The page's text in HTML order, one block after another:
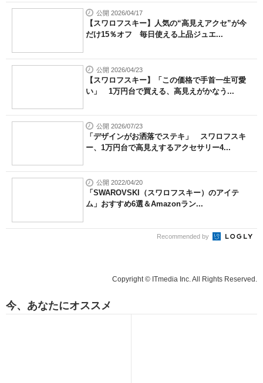
公開 2026/04/17
【スワロフスキー】人気の“高見えアクセ”が今
だけ15％オフ 毎日使える上品ジュエ...
公開 2026/04/23
【スワロフスキー】「この価格で手首一生可愛
い」 1万円台で買える、高見えがかなう...
公開 2026/07/23
「デザインがお洒落でステキ」 スワロフスキ
ー、1万円台で高見えするアクセサリー4...
公開 2022/04/20
「SWAROVSKI（スワロフスキー）のアイテ
ム」おすすめ6選＆Amazonラン...
Recommended by
Copyright © ITmedia Inc. All Rights Reserved.
今、あなたにオススメ